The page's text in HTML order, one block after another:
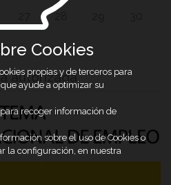
28
autorizada
Cookies
propias y de terceros para
ayude a optimizar su
recoger información de
sobre el uso de Cookies o
la configuración, en nuestra